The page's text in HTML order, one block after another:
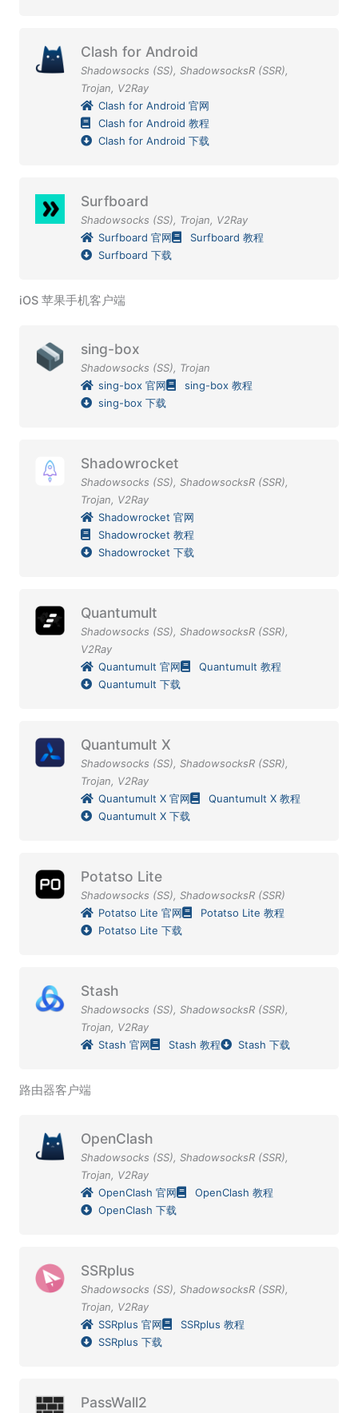
Clash for Android
Shadowsocks (SS), ShadowsocksR (SSR),
Trojan, V2Ray
Clash for Android 官网
Clash for Android 教程
Clash for Android 下载
Surfboard
Shadowsocks (SS), Trojan, V2Ray
Surfboard 官网
Surfboard 教程
Surfboard 下载
iOS 苹果手机客户端
sing-box
Shadowsocks (SS), Trojan
sing-box 官网
sing-box 教程
sing-box 下载
Shadowrocket
Shadowsocks (SS), ShadowsocksR (SSR),
Trojan, V2Ray
Shadowrocket 官网
Shadowrocket 教程
Shadowrocket 下载
Quantumult
Shadowsocks (SS), ShadowsocksR (SSR),
V2Ray
Quantumult 官网
Quantumult 教程
Quantumult 下载
Quantumult X
Shadowsocks (SS), ShadowsocksR (SSR),
Trojan, V2Ray
Quantumult X 官网
Quantumult X 教程
Quantumult X 下载
Potatso Lite
Shadowsocks (SS), ShadowsocksR (SSR)
Potatso Lite 官网
Potatso Lite 教程
Potatso Lite 下载
Stash
Shadowsocks (SS), ShadowsocksR (SSR),
Trojan, V2Ray
Stash 官网
Stash 教程 Stash 下载
路由器客户端
OpenClash
Shadowsocks (SS), ShadowsocksR (SSR),
Trojan, V2Ray
OpenClash 官网
OpenClash 教程
OpenClash 下载
SSRplus
Shadowsocks (SS), ShadowsocksR (SSR),
Trojan, V2Ray
SSRplus 官网
SSRplus 教程
SSRplus 下载
PassWall2